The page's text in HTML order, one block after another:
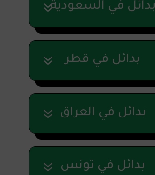
بدائل في السعودية
بدائل في قطر
بدائل في العراق
بدائل في تونس